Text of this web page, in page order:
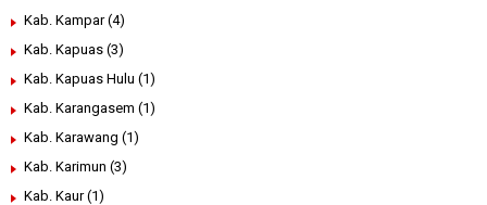
Kab. Kampar (4)
Kab. Kapuas (3)
Kab. Kapuas Hulu (1)
Kab. Karangasem (1)
Kab. Karawang (1)
Kab. Karimun (3)
Kab. Kaur (1)